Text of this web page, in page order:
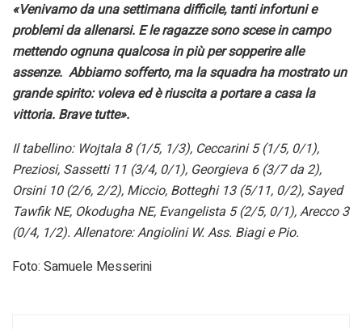
«Venivamo da una settimana difficile, tanti infortuni e
problemi da allenarsi. E le ragazze sono scese in campo
mettendo ognuna qualcosa in più per sopperire alle
assenze. Abbiamo sofferto, ma la squadra ha mostrato un
grande spirito: voleva ed è riuscita a portare a casa la
vittoria. Brave tutte».
Il tabellino: Wojtala 8 (1/5, 1/3), Ceccarini 5 (1/5, 0/1),
Preziosi, Sassetti 11 (3/4, 0/1), Georgieva 6 (3/7 da 2),
Orsini 10 (2/6, 2/2), Miccio, Botteghi 13 (5/11, 0/2), Sayed
Tawfik NE, Okodugha NE, Evangelista 5 (2/5, 0/1), Arecco 3
(0/4, 1/2). Allenatore: Angiolini W. Ass. Biagi e Pio.
Foto: Samuele Messerini